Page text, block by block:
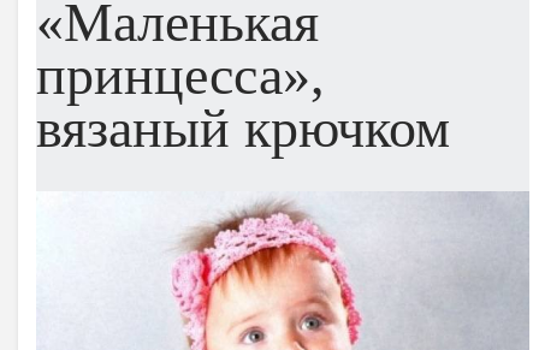
«Маленькая
принцесса»,
вязаный крючком